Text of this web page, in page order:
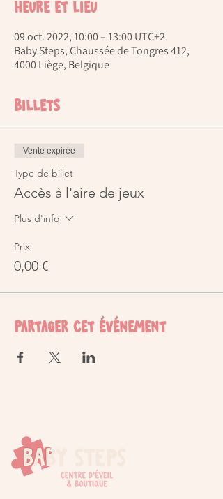
Heure et lieu
09 oct. 2022, 10:00 – 13:00 UTC+2
Baby Steps, Chaussée de Tongres 412,
4000 Liège, Belgique
Billets
Vente expirée
Type de billet
Accès à l'aire de jeux
Plus d'info
Prix
0,00 €
Partager cet événement